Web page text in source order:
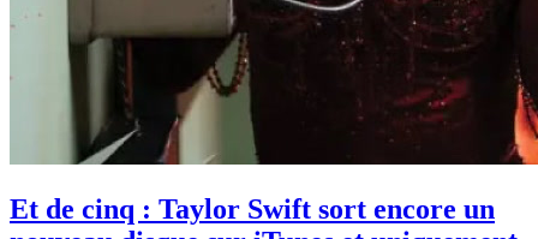
Et de cinq : Taylor Swift sort encore un